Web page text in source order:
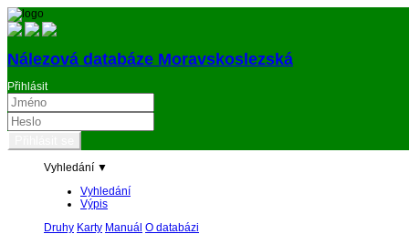
Nálezová databáze Moravskoslezská
Přihlásit
Vyhledání ▼
Vyhledání
Výpis
Druhy Karty Manuál O databázi